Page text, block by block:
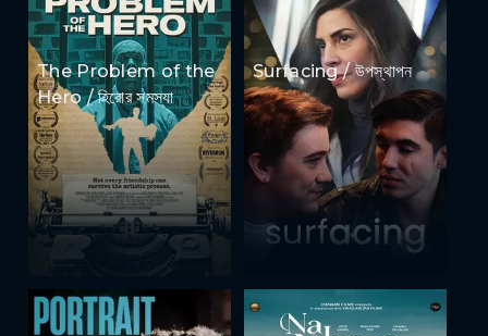
The Problem of the
Hero / হিরোর সমস্যা
Surfacing / উপস্থাপন